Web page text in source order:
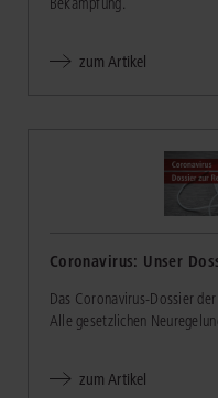
Bekämpfung.
zum Artikel
Coronavirus: Unser
Das Coronavirus-Dossier
Alle gesetzlichen
zum Artikel